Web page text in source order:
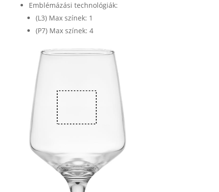
Emblémázási technológiák:
(L3) Max színek: 1
(P7) Max színek: 4